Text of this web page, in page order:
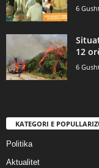
6
12
6
KATEGORI E
Politika
Aktualitet